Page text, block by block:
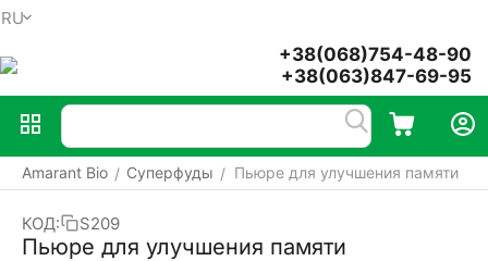
RU
+38(068)754-48-90
+38(063)847-69-95
Amarant Bio / Суперфуды / Пьюре для улучшения памяти
КОД: S209
Пьюре для улучшения памяти
Аккаунт